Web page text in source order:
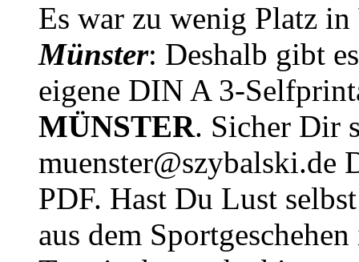
Es war zu wenig Platz in
Münster: Deshalb gibt
eigene DIN A 3-
MÜNSTER. Sicher Dir
muenster@szybalski.de
PDF. Hast Du Lust
aus dem